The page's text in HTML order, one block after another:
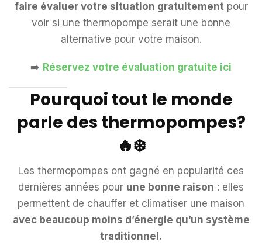
faire évaluer votre situation gratuitement pour
voir si une thermopompe serait une bonne
alternative pour votre maison.
➡️ Réservez votre évaluation gratuite ici
Pourquoi tout le monde
parle des thermopompes?
🔥❄️
Les thermopompes ont gagné en popularité ces
dernières années pour une bonne raison : elles
permettent de chauffer et climatiser une maison
avec beaucoup moins d’énergie qu’un système
traditionnel.